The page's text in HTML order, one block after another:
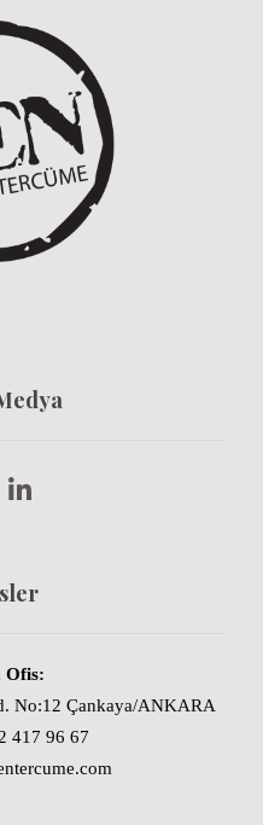
Ofis:
No:12 Çankaya/ANKARA
417 96 67